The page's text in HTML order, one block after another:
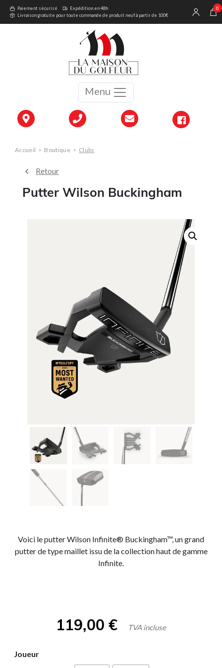
Menu
Paiement sécurisé
Expédition en 48h
Livraison gratuite pour toute commande de produit neuf à partir de 100€
0
Accueil > Boutique > Clubs
Retour
Putter Wilson Buckingham
Voici le putter Wilson Infinite® Buckingham™, un grand
putter de type maillet issu de la collection haut de gamme
Infinite.
119,00 € TVA incluse
Joueur